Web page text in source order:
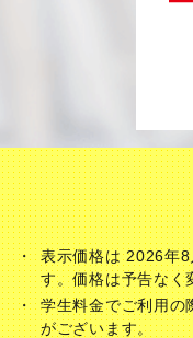
表示価格は 2026年
す。価格は予告なく
学生料金でご利用の
がございます。